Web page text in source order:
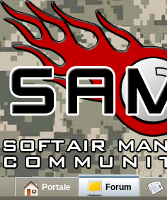
Portale Forum